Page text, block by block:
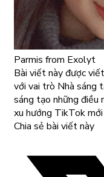
Parmis from Exolyt
Bài viết này được
với vai trò Nhà sáng
sáng tạo những điều
xu hướng TikTok
Chia sẻ bài viết này